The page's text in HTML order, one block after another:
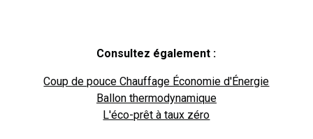
Consultez également :
Coup de pouce Chauffage Économie d'Énergie
Ballon thermodynamique
L'éco-prêt à taux zéro